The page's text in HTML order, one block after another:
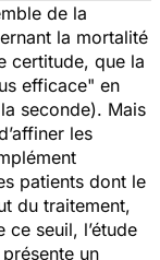
de la
la mortalité
certitude, que la
efficace" en
seconde). Mais
les
patients dont le
du traitement,
seuil, l’étude
un